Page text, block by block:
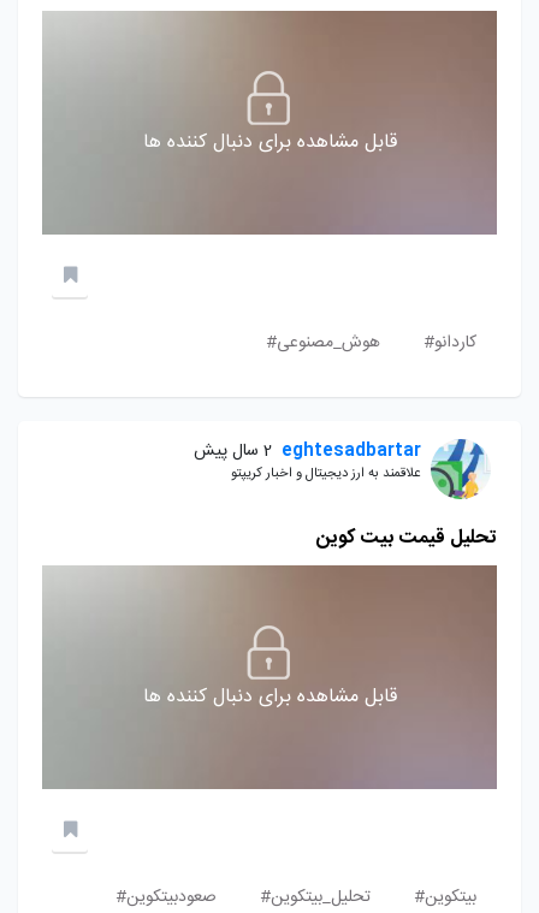
قابل مشاهده برای دنبال کننده ها
کاردانو# هوش_مصنوعی#
eghtesadbartar 2 سال پیش
علاقمند به ارز دیجیتال و اخبار کریپتو
تحلیل قیمت بیت کوین
قابل مشاهده برای دنبال کننده ها
بیتکوین# تحلیل_بیتکوین# صعودبیتکوین#